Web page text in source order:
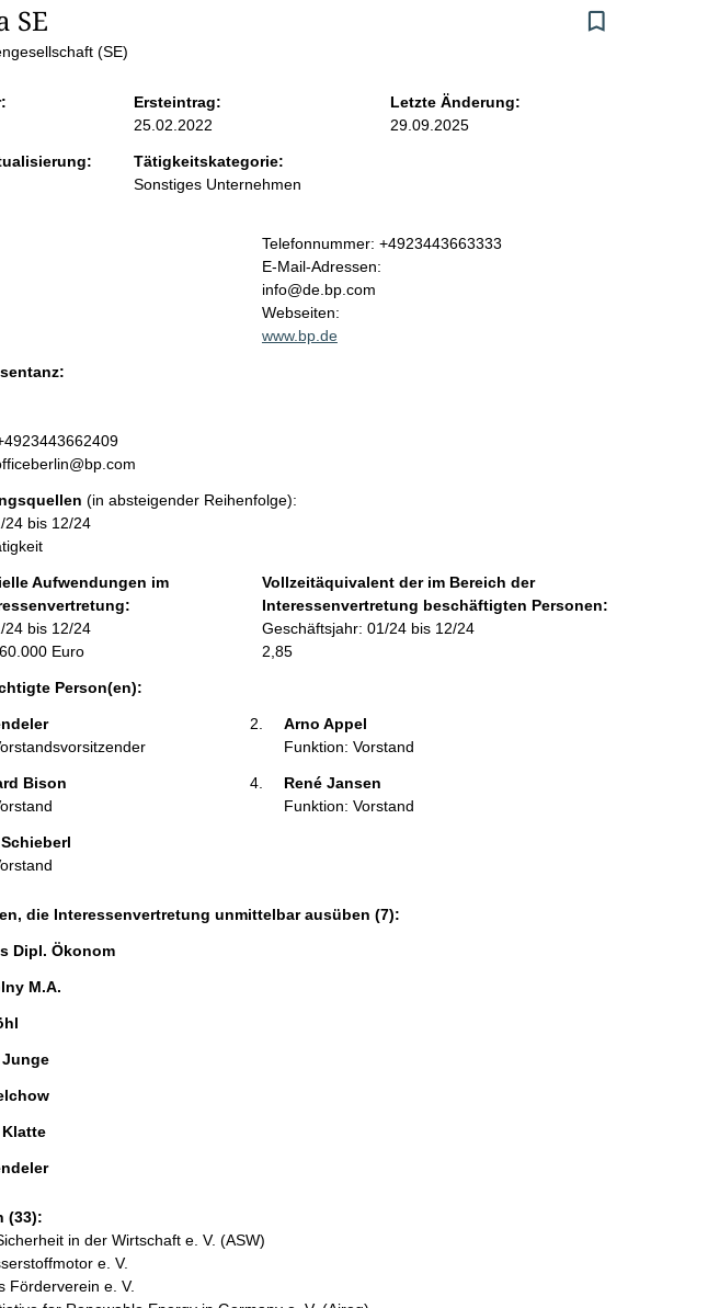
SE
(SE)
Ersteintrag:
25.02.2022
Letzte Änderung:
29.09.2025
Tätigkeitskategorie:
Sonstiges Unternehmen
K
o
n
t
a
r
i
o
n
e
Telefonnummer: +4923443663333
E-Mail-Adressen:
info@de.bp.com
Webseiten:
www.bp.de
(in absteigender Reihenfolge):
24 bis 12/24
Aufwendungen im
24 bis 12/24
Euro
Vollzeitäquivalent der im Bereich der
Interessenvertretung beschäftigten Personen:
Geschäftsjahr: 01/24 bis 12/24
2,85
Person(en):
Arno Appel
Funktion: Vorstand
Bison
René Jansen
Funktion: Vorstand
die Interessenvertretung unmittelbar ausüben (7):
Dipl. Ökonom
M.A.
(33):
in der Wirtschaft e. V. (ASW)
e. V.
Förderverein e. V.